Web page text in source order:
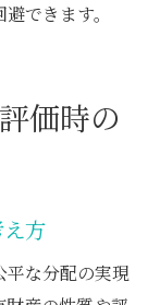
できます。
価時の
方
平な分配の実現